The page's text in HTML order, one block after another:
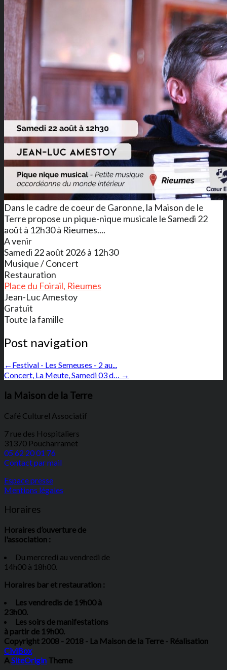
Dans le cadre de coeur de Garonne, la Maison de le
Terre propose un pique-nique musicale le Samedi 22
août à 12h30 à Rieumes....
A venir
Samedi 22 août 2026 à 12h30
Musique / Concert
Restauration
Place du Foirail, Rieumes
Jean-Luc Amestoy
Gratuit
Toute la famille
Post navigation
← Festival - Les Semeuses - 2 au...
Concert, La Meute, Samedi 03 d… →
la Maison de la Terre
Café Culturel Associatif
7 rue des Hospitaliers
31370 Poucharramet
05 62 20 01 76
Contact par mail
Espace presse
Mentions légales
Horaires
Horaires d’ouverture de
l'association :
Du mercredi au vendredi de
14h00 à 18h00.
Horaires bar et restauration :
Les vendredis de 19h00 à
23h00.
Les soirs de manifestations
à partir de 19h00.
Copyright 2008 - 2018 - La Maison de la Terre - Réalisation
CiviBox
ASiteOrigin Theme